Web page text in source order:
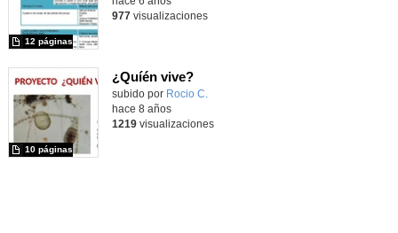
12 páginas
977visualizaciones
¿Quíén vive?
subido por Rocio C.
10 páginas
hace 8 años
1219visualizaciones